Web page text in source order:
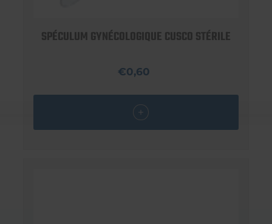
SPÉCULUM GYNÉCOLOGIQUE CUSCO STÉRILE
€0,60